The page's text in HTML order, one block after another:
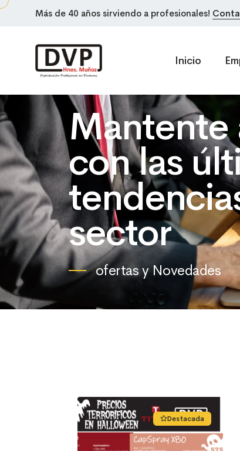
Saltar al contenido principal
Más de 40 años sirviendo a profesionales!
Inicio
DVP
Mantente
con las
sector
ofertas y Novedades
Destacada